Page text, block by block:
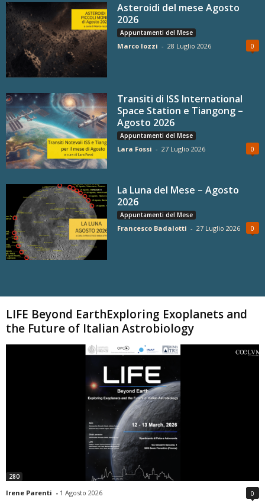
Asteroidi del mese Agosto
2026
Appuntamenti del Mese
Marco Iozzi - 28 Luglio 2026 0
Transiti di ISS International
Space Station e Tiangong –
Agosto 2026
Appuntamenti del Mese
Lara Fossi - 27 Luglio 2026 0
La Luna del Mese – Agosto
2026
Appuntamenti del Mese
Francesco Badalotti - 27 Luglio 2026 0
LIFE Beyond EarthExploring Exoplanets and
the Future of Italian Astrobiology
280
Irene Parenti - 1 Agosto 2026 0